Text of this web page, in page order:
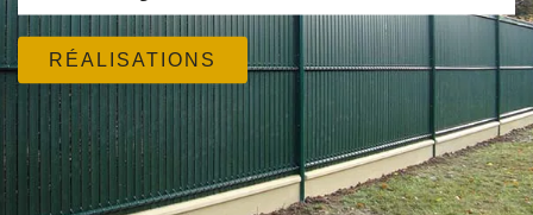
RÉALISATIONS